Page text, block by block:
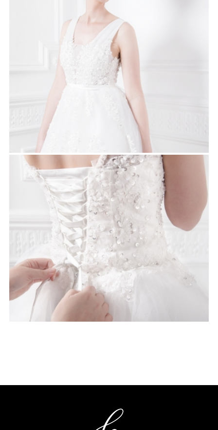
Robes de mariée
JADE
Robes de mariée